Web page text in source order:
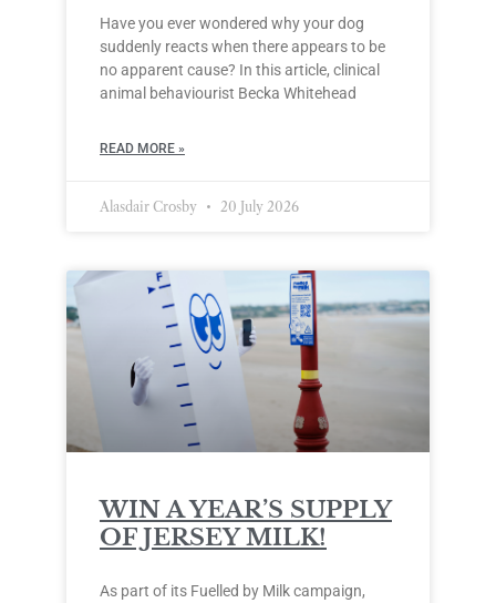
Have you ever wondered why your dog
suddenly reacts when there appears to be
no apparent cause? In this article, clinical
animal behaviourist Becka Whitehead
READ MORE »
Alasdair Crosby 20 July 2026
WIN A YEAR’S SUPPLY
OF JERSEY MILK!
As part of its Fuelled by Milk campaign,